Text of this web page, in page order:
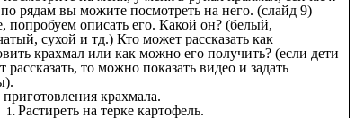
рядам вы можите посмотреть на него. (слайд 9)
попробуем описать его. Какой он? (белый,
сухой и тд.) Кто может рассказать как
крахмал или как можно его получить? (если дети
рассказать, то можно показать видео и задать
крахмала.
Растиреть на терке картофель.